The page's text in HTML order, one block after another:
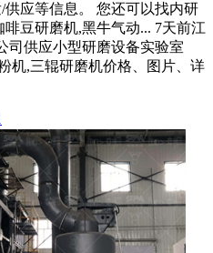
应等信息。 您还可以找内研
啡豆研磨机,黑牛气动... 7天前江
司供应小型研磨设备实验室
机,三辊研磨机价格、图片、详